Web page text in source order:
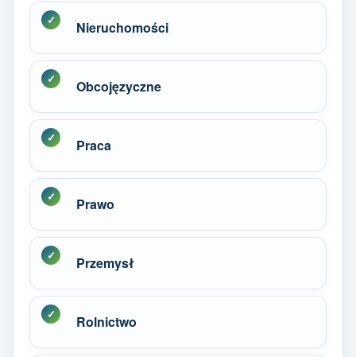
Nieruchomości
Obcojęzyczne
Praca
Prawo
Przemysł
Rolnictwo